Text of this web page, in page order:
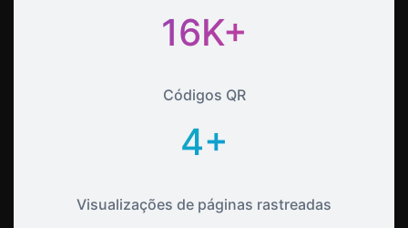
16K+
Códigos QR
4+
Visualizações de páginas rastreadas